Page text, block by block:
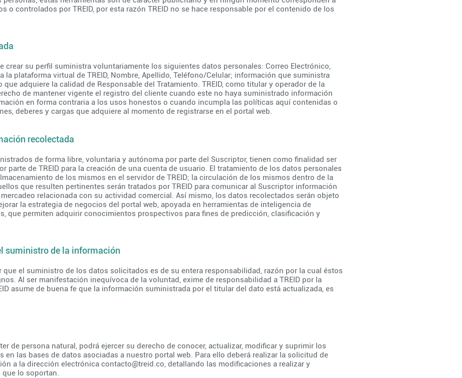
o controlados por TREID, por esta razón TREID no se hace responsable por el contenido de los
crear su perfil suministra voluntariamente los siguientes datos personales: Correo Electrónico,
la plataforma virtual de TREID, Nombre, Apellido, Teléfono/Celular; información que suministra
que adquiere la calidad de Responsable del Tratamiento. TREID, como titular y operador de la
de mantener vigente el registro del cliente cuando este no haya suministrado información
en forma contraria a los usos honestos o cuando incumpla las políticas aquí contenidas o
deberes y cargas que adquiere al momento de registrarse en el portal web.
recolectada
de forma libre, voluntaria y autónoma por parte del Suscriptor, tienen como finalidad ser
parte de TREID para la creación de una cuenta de usuario. El tratamiento de los datos personales
de los mismos en el servidor de TREID; la circulación de los mismos dentro de la
que resulten pertinentes serán tratados por TREID para comunicar al Suscriptor información
relacionada con su actividad comercial. Así mismo, los datos recolectados serán objeto
la estrategia de negocios del portal web, apoyada en herramientas de inteligencia de
que permiten adquirir conocimientos prospectivos para fines de predicción, clasificación y
suministro de la información
que el suministro de los datos solicitados es de su entera responsabilidad, razón por la cual éstos
Al ser manifestación inequívoca de la voluntad, exime de responsabilidad a TREID por la
asume de buena fe que la información suministrada por el titular del dato está actualizada, es
de persona natural, podrá ejercer su derecho de conocer, actualizar, modificar y suprimir los
en las bases de datos asociadas a nuestro portal web. Para ello deberá realizar la solicitud de
a la dirección electrónica contacto@treid.co, detallando las modificaciones a realizar y
lo soportan.